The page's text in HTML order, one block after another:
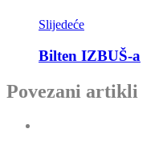
Slijedeće
Bilten IZBUŠ-a
Povezani artikli